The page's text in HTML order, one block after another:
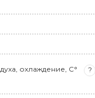
охлаждение, С° ?